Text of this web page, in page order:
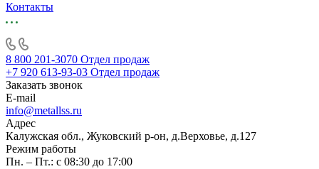
Контакты
8 800 201-3070 Отдел продаж
+7 920 613-93-03 Отдел продаж
Заказать звонок
E-mail
info@metallss.ru
Адрес
Калужская обл., Жуковский р-он, д.Верховье, д.127
Режим работы
Пн. – Пт.: с 08:30 до 17:00